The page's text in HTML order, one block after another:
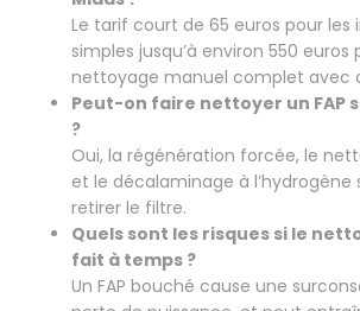
Le tarif court de 65 euros pour les
simples jusqu’à environ 550 euros
nettoyage manuel complet avec
Peut-on faire nettoyer un FAP
?
Oui, la régénération forcée, le
et le décalaminage à l’hydrogène
retirer le filtre.
Quels sont les risques si le
fait à temps ?
Un FAP bouché cause une